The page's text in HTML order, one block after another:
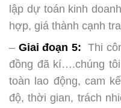
lập dự toán kinh
hợp, giá thành cạnh
– Giai đoạn 5: Thi
đồng đã kí….chúng
toàn lao động, cam
độ, thời gian, trách